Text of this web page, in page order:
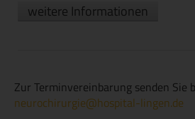
weitere Informationen
Zur Terminvereinbarung senden Sie
neurochirurgie@hospital-lingen.de